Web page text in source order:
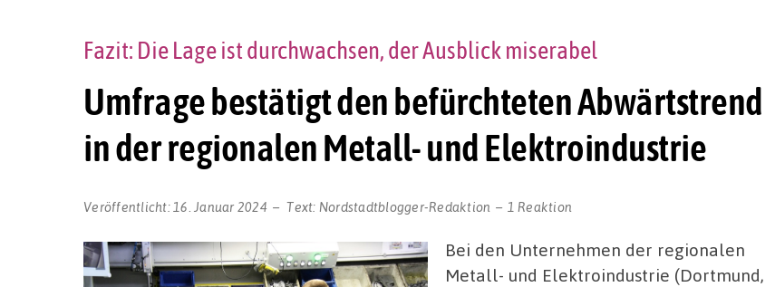
Umfrage bestätigt den befürchteten Abwärtstrend
in der regionalen Metall- und Elektroindustrie
Fazit: Die Lage ist durchwachsen, der Ausblick miserabel
Veröffentlicht: 16. Januar 2024 Text: Nordstadtblogger-Redaktion 1 Reaktion
Bei den Unternehmen der regionalen
Metall- und Elektroindustrie (Dortmund,